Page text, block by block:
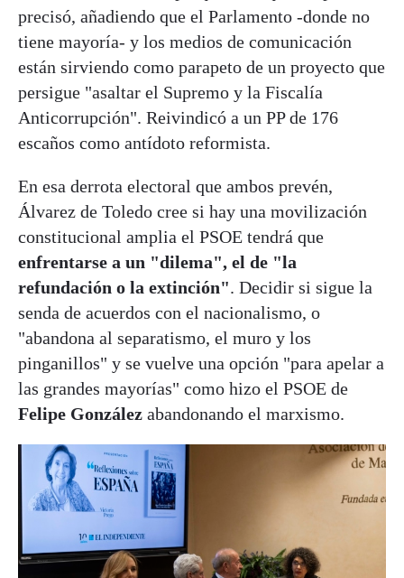
precisó, añadiendo que el Parlamento -donde no
tiene mayoría- y los medios de comunicación
están sirviendo como parapeto de un proyecto que
persigue "asaltar el Supremo y la Fiscalía
Anticorrupción". Reivindicó a un PP de 176
escaños como antídoto reformista.
En esa derrota electoral que ambos prevén,
Álvarez de Toledo cree si hay una movilización
constitucional amplia el PSOE tendrá que
enfrentarse a un "dilema", el de "la
refundación o la extinción". Decidir si sigue la
senda de acuerdos con el nacionalismo, o
"abandona al separatismo, el muro y los
pinganillos" y se vuelve una opción "para apelar a
las grandes mayorías" como hizo el PSOE de
Felipe González abandonando el marxismo.